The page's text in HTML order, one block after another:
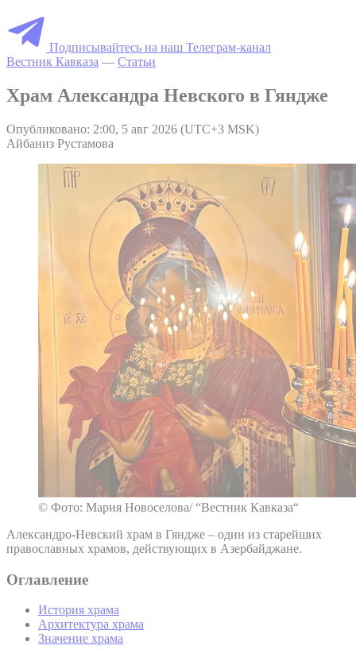
Подписывайтесь на наш Телеграм-канал
Вестник Кавказа — Статьи
Храм Александра Невского в Гяндже
Опубликовано: 2:00, 5 авг 2026 (UTC+3 MSK)
Айбаниз Рустамова
© Фото: Мария Новоселова/ “Вестник Кавказа“
Александро-Невский храм в Гяндже – один из старейших
православных храмов, действующих в Азербайджане.
Оглавление
История храма
Архитектура храма
Значение храма